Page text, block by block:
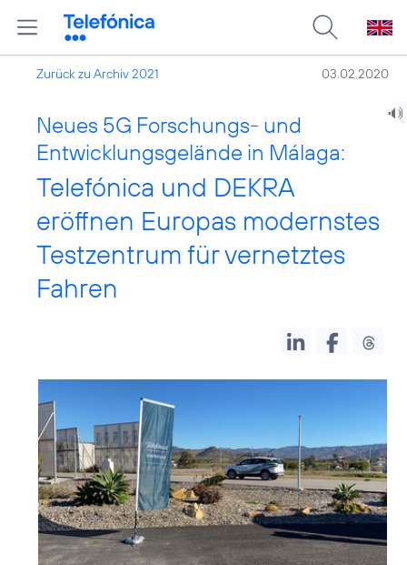
Zurück zu Archiv 2021 03.02.2020
Neues 5G Forschungs- und
Entwicklungsgelände in Málaga:
Telefónica und DEKRA
eröffnen Europas modernstes
Testzentrum für vernetztes
Fahren